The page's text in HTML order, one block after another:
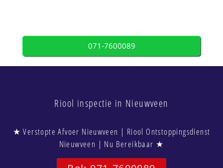
071-7600089
Riool inspectie in Nieuwveen
★ Verstopte Afvoer Nieuwveen | Riool Ontstoppingsdienst
Nieuwveen | Nu Bereikbaar ★